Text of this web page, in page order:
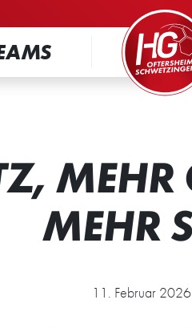
MEHR
11. Februar